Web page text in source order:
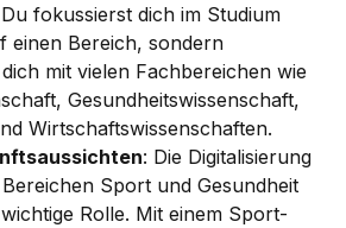
Du fokussierst dich im Studium
einen Bereich, sondern
mit vielen Fachbereichen wie
Gesundheitswissenschaft,
Wirtschaftswissenschaften.
: Die Digitalisierung
Sport und Gesundheit
Rolle. Mit einem Sport-